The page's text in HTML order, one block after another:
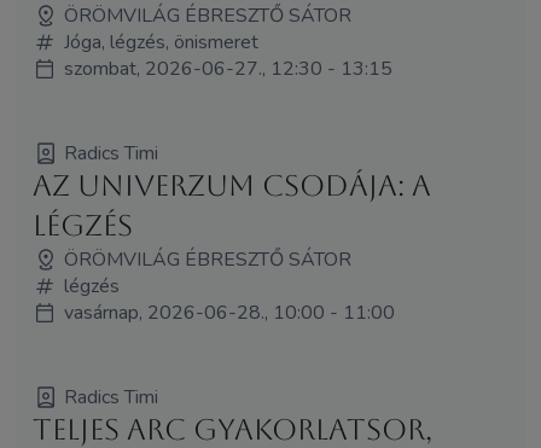
ÖRÖMVILÁG ÉBRESZTŐ SÁTOR
Jóga, légzés, önismeret
szombat, 2026-06-27., 12:30 - 13:15
Radics Timi
Az univerzum csodája: a
légzés
ÖRÖMVILÁG ÉBRESZTŐ SÁTOR
légzés
vasárnap, 2026-06-28., 10:00 - 11:00
Radics Timi
Teljes arc gyakorlatsor,